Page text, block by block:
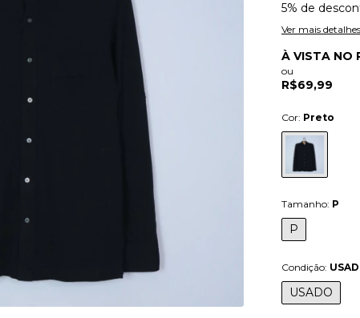
5% de
Ver mais detalhes
À VISTA NO
ou
R$69,99
Cor: Preto
Tamanho: P
P
Condição:
USADO